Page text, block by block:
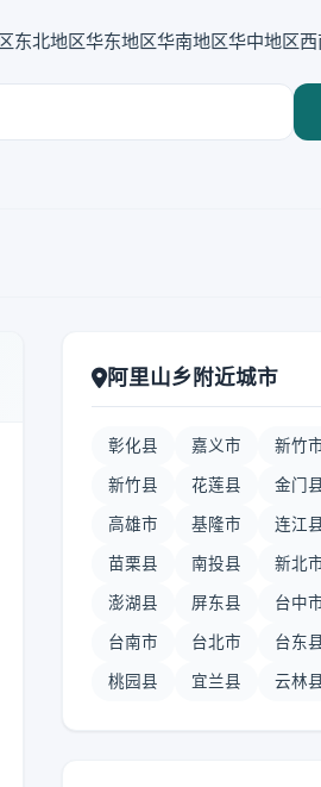
东北地区华东地区华南地区华中地区
阿里山乡附近城市
彰化县 嘉义市 新竹
新竹县 花莲县 金门
高雄市 基隆市 连江
苗栗县 南投县 新北
澎湖县 屏东县 台中
台南市 台北市 台东
桃园县 宜兰县 云林